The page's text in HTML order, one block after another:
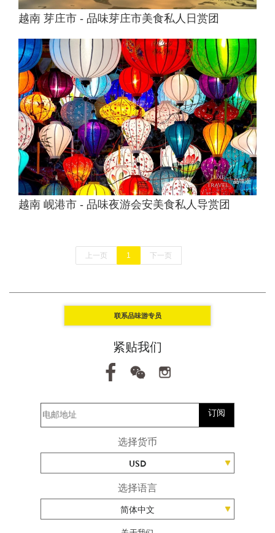
越南 芽庄市 - 品味芽庄市美食私人日赏团
越南 岘港市 - 品味夜游会安美食私人导赏团
上一页 1 下一页
联系品味游专员
紧贴我们
订阅
选择货币
USD
选择语言
简体中文